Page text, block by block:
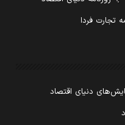
تجارت فردا
دنیای اقتصاد